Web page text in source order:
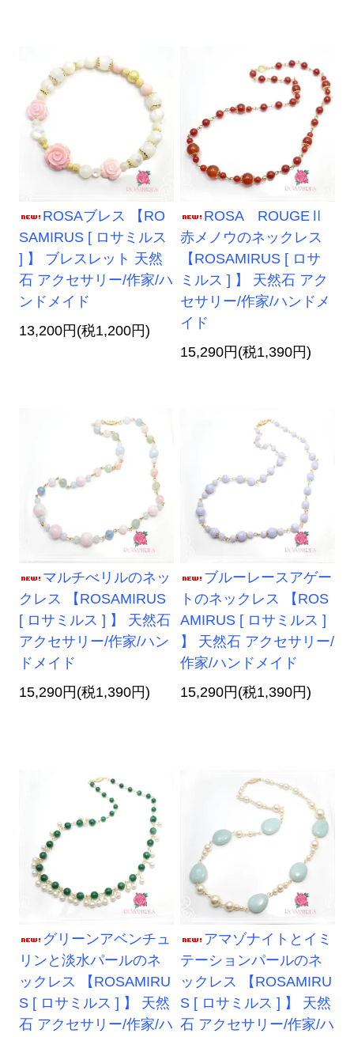
ROSAブレス 【RO
SAMIRUS [ ロサミルス
] 】 ブレスレット 天然
石 アクセサリー/作家/ハ
ンドメイド
13,200円(税1,200円)
ROSA ROUGEⅡ
赤メノウのネックレス
【ROSAMIRUS [ ロサ
ミルス ] 】 天然石 アク
セサリー/作家/ハンドメ
イド
15,290円(税1,390円)
マルチべリルのネッ
クレス 【ROSAMIRUS
[ ロサミルス ] 】 天然石
アクセサリー/作家/ハン
ドメイド
15,290円(税1,390円)
ブルーレースアゲー
トのネックレス 【ROS
AMIRUS [ ロサミルス ]
】 天然石 アクセサリー/
作家/ハンドメイド
15,290円(税1,390円)
グリーンアベンチュ
リンと淡水パールのネ
ックレス 【ROSAMIRU
S [ ロサミルス ] 】 天然
石 アクセサリー/作家/ハ
アマゾナイトとイミ
テーションパールのネ
ックレス 【ROSAMIRU
S [ ロサミルス ] 】 天然
石 アクセサリー/作家/ハ